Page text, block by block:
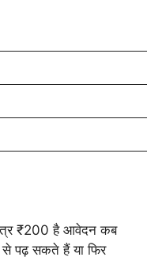
₹200 है आवेदन कब
से पढ़ सकते हैं या फिर